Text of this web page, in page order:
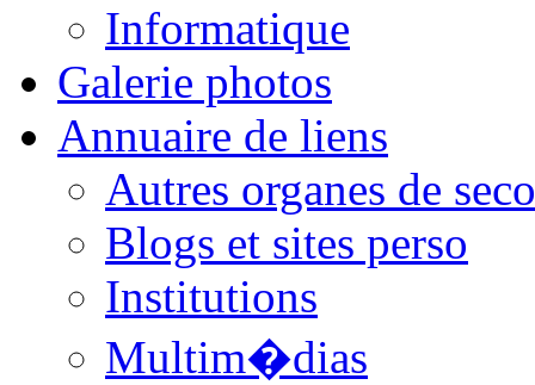
Informatique
Galerie photos
Annuaire de liens
Autres organes de
Blogs et sites perso
Institutions
Multim�dias